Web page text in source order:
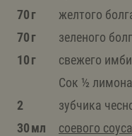
70 г
желтого
70 г
зеленого
10 г
свежего
Сок ½ лимона
2
зубчика
30 мл
соевого